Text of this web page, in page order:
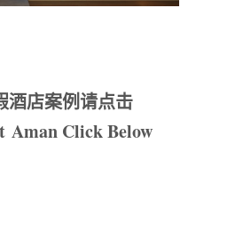
酒店案例请点击
Aman Click Below